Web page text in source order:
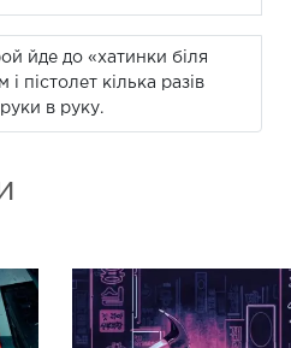
йде до «хатинки біля
пістолет кілька разів
в руку.